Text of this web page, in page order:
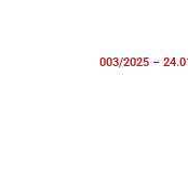
003/2025 –